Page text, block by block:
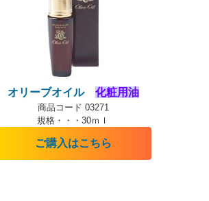
オリーブオイル 化粧用油
商品コード 03271
規格・・・30ｍｌ
ご購入はこちら